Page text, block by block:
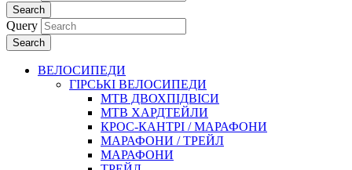
Search
Query
Search
ВЕЛОСИПЕДИ
ГІРСЬКІ ВЕЛОСИПЕДИ
MTB ДВОХПIДВIСИ
MTB ХАРДТЕЙЛИ
КРОС-КАНТРI / МАРАФОНИ
МАРАФОНИ / ТРЕЙЛ
МАРАФОНИ